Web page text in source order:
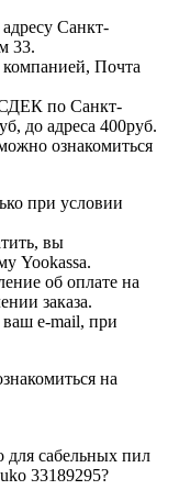
Санкт-
33.
Почта
СДЕК по Санкт-
до адреса 400руб.
ознакомиться
при условии
вы
Yookassa.
об оплате на
заказа.
e-mail, при
на
для сабельных пил
33189295?